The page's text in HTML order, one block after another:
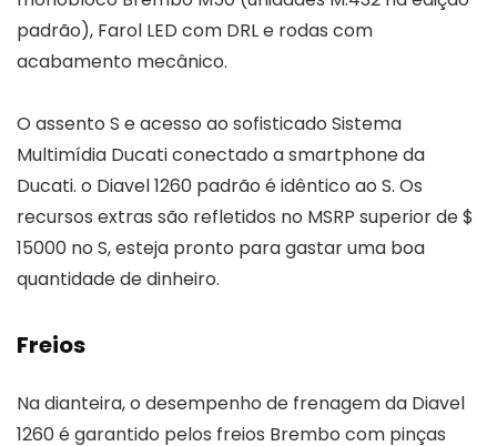
padrão), Farol LED com DRL e rodas com
acabamento mecânico.
O assento S e acesso ao sofisticado Sistema
Multimídia Ducati conectado a smartphone da
Ducati. o Diavel 1260 padrão é idêntico ao S. Os
recursos extras são refletidos no MSRP superior de $
15000 no S, esteja pronto para gastar uma boa
quantidade de dinheiro.
Freios
Na dianteira, o desempenho de frenagem da Diavel
1260 é garantido pelos freios Brembo com pinças